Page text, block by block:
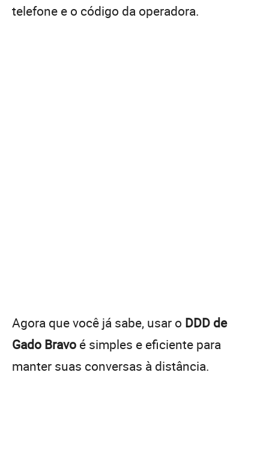
telefone e o código da operadora.
Agora que você já sabe, usar o DDD de
Gado Bravo é simples e eficiente para
manter suas conversas à distância.